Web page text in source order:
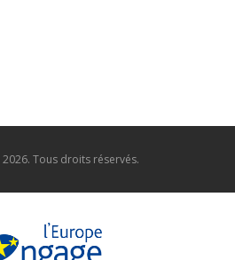
2026. Tous droits réservés.